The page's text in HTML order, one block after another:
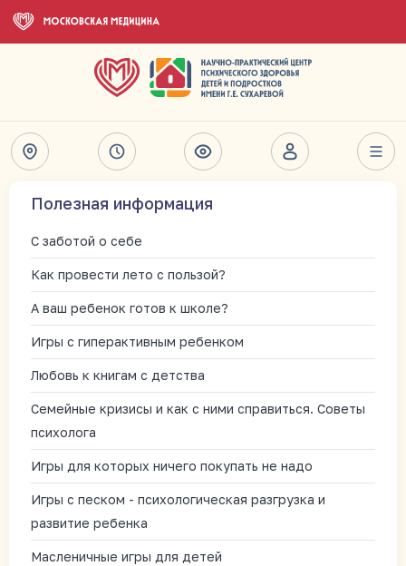
Полезная информация
С заботой о себе
Как провести лето с пользой?
А ваш ребенок готов к школе?
Игры с гиперактивным ребенком
Любовь к книгам с детства
Семейные кризисы и как с ними справиться. Советы
психолога
Игры для которых ничего покупать не надо
Игры с песком - психологическая разгрузка и
развитие ребенка
Масленичные игры для детей